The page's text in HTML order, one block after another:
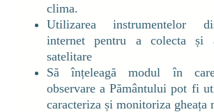
clima.
Utilizarea instrumentelor
internet pentru a colecta și
satelitare
Să înțeleagă modul în
observare a Pământului pot fi
caracteriza și monitoriza gheața